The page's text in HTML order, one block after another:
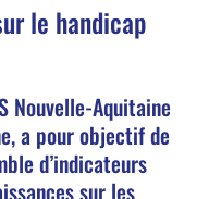
le handicap
Nouvelle-Aquitaine
a pour objectif de
d’indicateurs
sur les